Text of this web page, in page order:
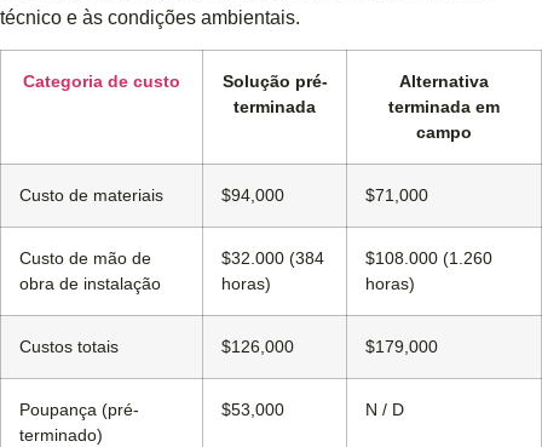
técnico e às condições ambientais.
Categoria de custo
Solução pré-
terminada
Alternativa
terminada em
campo
Custo de materiais $94,000 $71,000
Custo de mão de
obra de instalação
$32.000 (384
horas)
$108.000 (1.260
horas)
Custos totais $126,000 $179,000
Poupança (pré-
terminado)
$53,000 N / D